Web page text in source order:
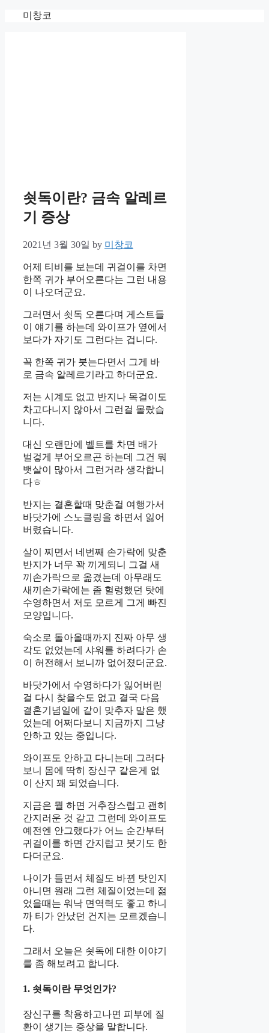
미창코
쇳독이란? 금속 알레르
기 증상
2021년 3월 30일 by 미창코
어제 티비를 보는데 귀걸이를 차면
한쪽 귀가 부어오른다는 그런 내용
이 나오더군요.
그러면서 쇳독 오른다며 게스트들
이 얘기를 하는데 와이프가 옆에서
보다가 자기도 그런다는 겁니다.
꼭 한쪽 귀가 붓는다면서 그게 바
로 금속 알레르기라고 하더군요.
저는 시계도 없고 반지나 목걸이도
차고다니지 않아서 그런걸 몰랐습
니다.
대신 오랜만에 벨트를 차면 배가
벌겋게 부어오르곤 하는데 그건 뭐
뱃살이 많아서 그런거라 생각합니
다ㅎ
반지는 결혼할때 맞춘걸 여행가서
바닷가에 스노클링을 하면서 잃어
버렸습니다.
살이 찌면서 네번째 손가락에 맞춘
반지가 너무 꽉 끼게되니 그걸 새
끼손가락으로 옮겼는데 아무래도
새끼손가락에는 좀 헐렁했던 탓에
수영하면서 저도 모르게 그게 빠진
모양입니다.
숙소로 돌아올때까지 진짜 아무 생
각도 없었는데 샤워를 하려다가 손
이 허전해서 보니까 없어졌더군요.
바닷가에서 수영하다가 잃어버린
걸 다시 찾을수도 없고 결국 다음
결혼기념일에 같이 맞추자 말은 했
었는데 어쩌다보니 지금까지 그냥
안하고 있는 중입니다.
와이프도 안하고 다니는데 그러다
보니 몸에 딱히 장신구 같은게 없
이 산지 꽤 되었습니다.
지금은 뭘 하면 거추장스럽고 괜히
간지러운 것 같고 그런데 와이프도
예전엔 안그랬다가 어느 순간부터
귀걸이를 하면 간지럽고 붓기도 한
다더군요.
나이가 들면서 체질도 바뀐 탓인지
아니면 원래 그런 체질이었는데 젊
었을때는 워낙 면역력도 좋고 하니
까 티가 안났던 건지는 모르겠습니
다.
그래서 오늘은 쇳독에 대한 이야기
를 좀 해보려고 합니다.
1. 쇳독이란 무엇인가?
장신구를 착용하고나면 피부에 질
환이 생기는 증상을 말합니다.